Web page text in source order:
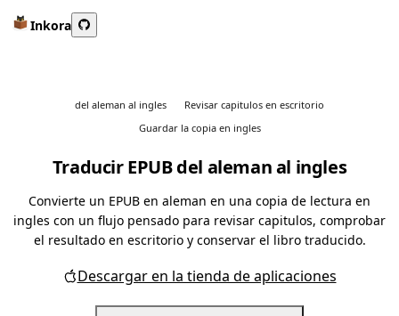
Inkora
del aleman al ingles
Revisar capitulos en escritorio
Guardar la copia en ingles
Traducir EPUB del aleman al ingles
Convierte un EPUB en aleman en una copia de lectura en
ingles con un flujo pensado para revisar capitulos, comprobar
el resultado en escritorio y conservar el libro traducido.
Descargar en la tienda de aplicaciones